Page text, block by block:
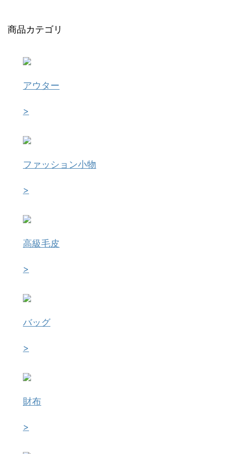
商品カテゴリ
アウター
>
ファッション小物
>
高級毛皮
>
バッグ
>
財布
>